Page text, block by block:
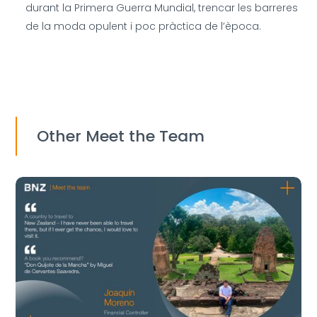
durant la Primera Guerra Mundial, trencar les barreres
de la moda opulent i poc pràctica de l’època.
Other Meet the Team